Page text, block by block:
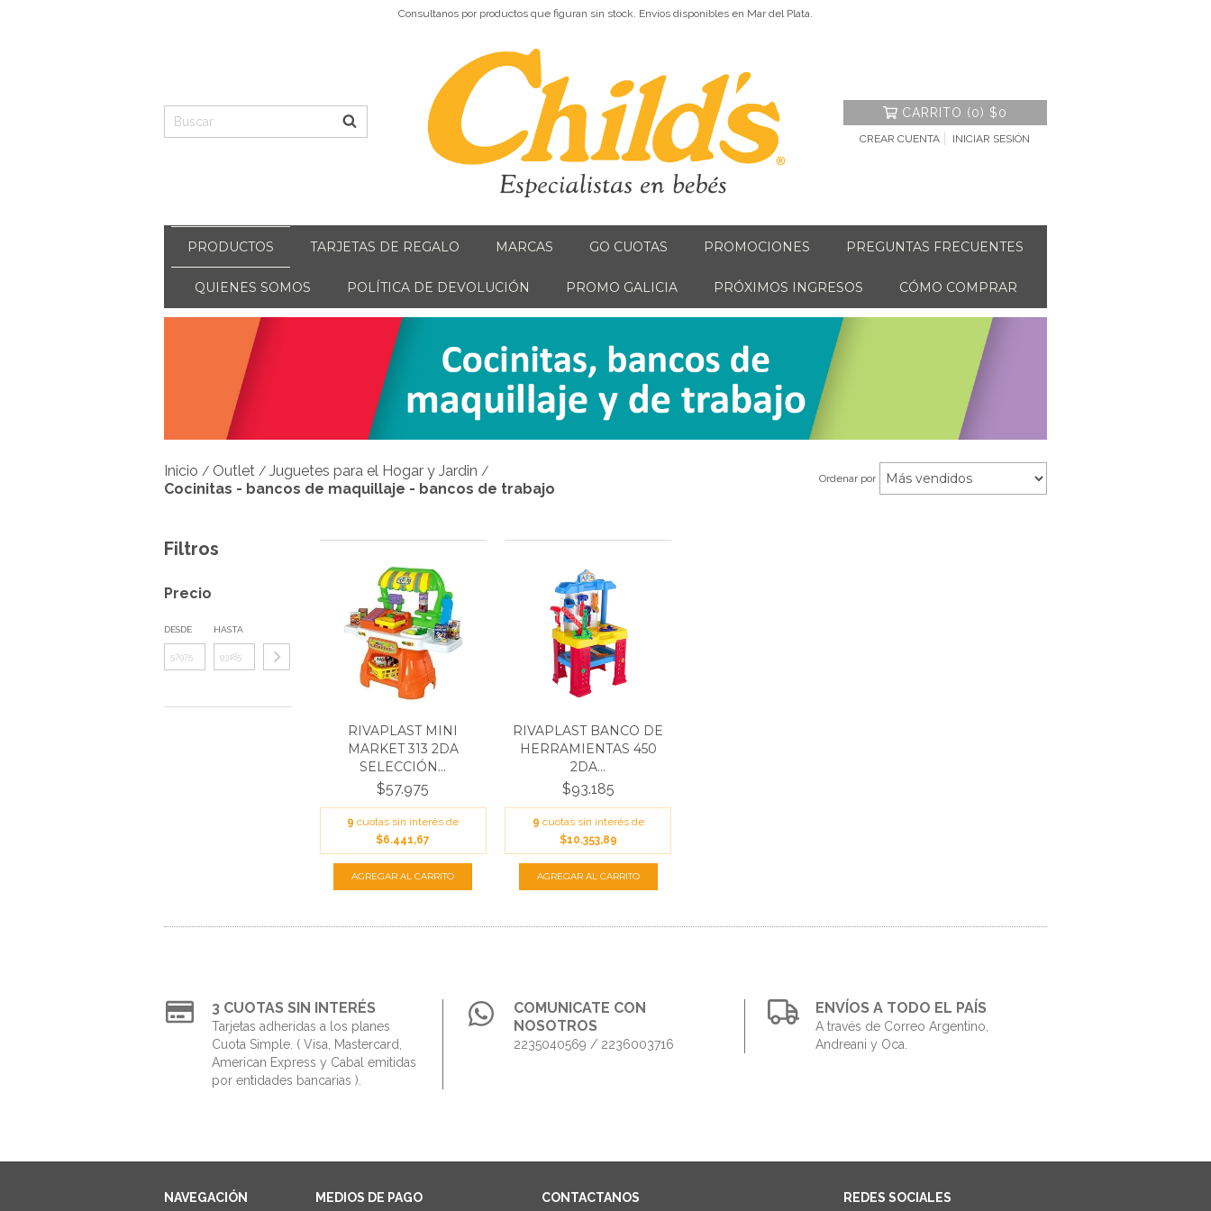
Consultanos por productos que figuran sin stock. Envíos disponibles en Mar del Plata.
CARRITO (0) $0
CREAR CUENTA INICIAR SESIÓN
PRODUCTOS TARJETAS DE REGALO MARCAS GO CUOTAS PROMOCIONES PREGUNTAS FRECUENTES
QUIENES SOMOS POLÍTICA DE DEVOLUCIÓN PROMO GALICIA PRÓXIMOS INGRESOS CÓMO COMPRAR
Inicio / Outlet / Juguetes para el Hogar y Jardin /
Cocinitas - bancos de maquillaje - bancos de trabajo
Ordenar por
Filtros
Precio
DESDE HASTA
RIVAPLAST MINI
MARKET 313 2DA
SELECCIÓN...
$57.975
9 cuotas sin interés de
$6.441,67
RIVAPLAST BANCO DE
HERRAMIENTAS 450
2DA...
$93.185
9 cuotas sin interés de
$10.353,89
3 CUOTAS SIN INTERÉS
Tarjetas adheridas a los planes
Cuota Simple. ( Visa, Mastercard,
American Express y Cabal emitidas
por entidades bancarias ).
COMUNICATE CON
NOSOTROS
2235040569 / 2236003716
ENVÍOS A TODO EL PAÍS
A través de Correo Argentino,
Andreani y Oca.
NAVEGACIÓN MEDIOS DE PAGO CONTACTANOS REDES SOCIALES